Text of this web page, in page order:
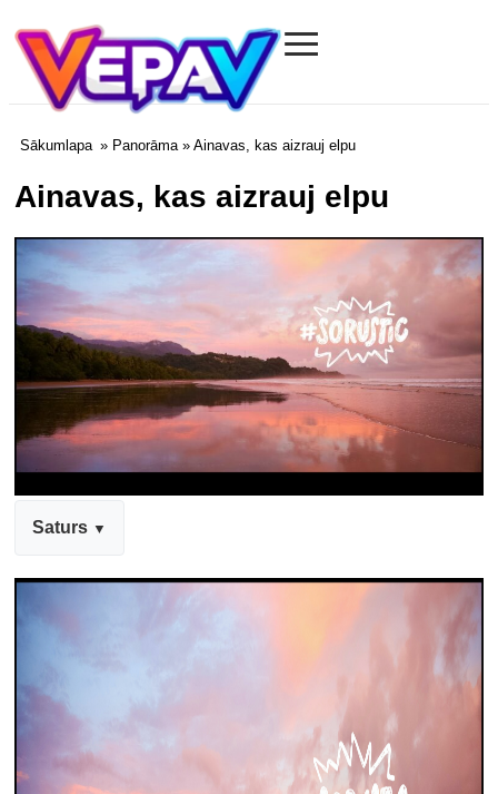
Vepav.com
≡
Sākumlapa » Panorāma» Ainavas, kas aizrauj elpu
Ainavas, kas aizrauj elpu
Saturs